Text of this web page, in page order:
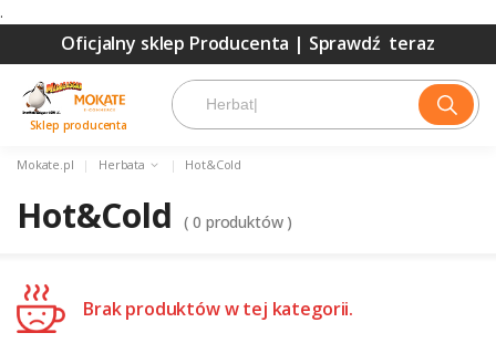
.
Oficjalny sklep Producenta | Sprawdź teraz
Sklep producenta
Mokate.pl | Herbata | Hot&Cold
Hot&Cold (0 produktów )
Brak produktów w tej kategorii.